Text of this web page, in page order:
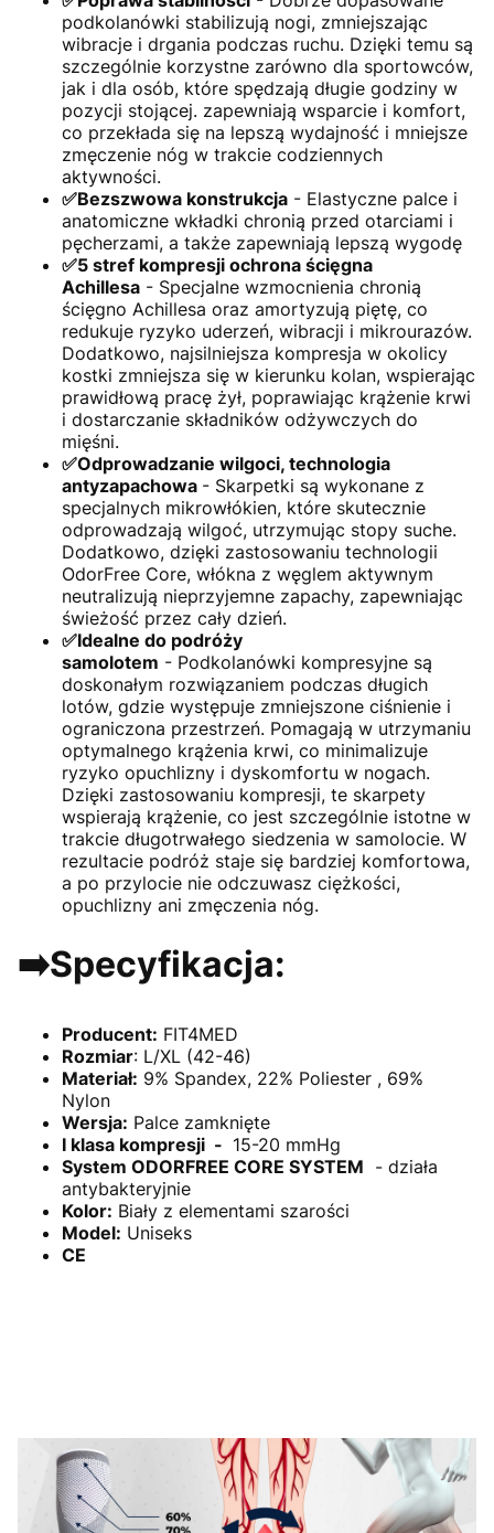
podkolanówki stabilizują nogi, zmniejszając
wibracje i drgania podczas ruchu. Dzięki temu są
szczególnie korzystne zarówno dla sportowców,
jak i dla osób, które spędzają długie godziny w
pozycji stojącej. zapewniają wsparcie i komfort,
co przekłada się na lepszą wydajność i mniejsze
zmęczenie nóg w trakcie codziennych
aktywności.
✅Bezszwowa konstrukcja - Elastyczne palce i
anatomiczne wkładki chronią przed otarciami i
pęcherzami, a także zapewniają lepszą wygodę
✅5 stref kompresji ochrona ścięgna
Achillesa - Specjalne wzmocnienia chronią
ścięgno Achillesa oraz amortyzują piętę, co
redukuje ryzyko uderzeń, wibracji i mikrourazów.
Dodatkowo, najsilniejsza kompresja w okolicy
kostki zmniejsza się w kierunku kolan, wspierając
prawidłową pracę żył, poprawiając krążenie krwi
i dostarczanie składników odżywczych do
mięśni.
✅Odprowadzanie wilgoci, technologia
antyzapachowa - Skarpetki są wykonane z
specjalnych mikrowłókien, które skutecznie
odprowadzają wilgoć, utrzymując stopy suche.
Dodatkowo, dzięki zastosowaniu technologii
OdorFree Core, włókna z węglem aktywnym
neutralizują nieprzyjemne zapachy, zapewniając
świeżość przez cały dzień.
✅Idealne do podróży
samolotem - Podkolanówki kompresyjne są
doskonałym rozwiązaniem podczas długich
lotów, gdzie występuje zmniejszone ciśnienie i
ograniczona przestrzeń. Pomagają w utrzymaniu
optymalnego krążenia krwi, co minimalizuje
ryzyko opuchlizny i dyskomfortu w nogach.
Dzięki zastosowaniu kompresji, te skarpety
wspierają krążenie, co jest szczególnie istotne w
trakcie długotrwałego siedzenia w samolocie. W
rezultacie podróż staje się bardziej komfortowa,
a po przylocie nie odczuwasz ciężkości,
opuchlizny ani zmęczenia nóg.
➡️Specyfikacja:
Producent: FIT4MED
Rozmiar: L/XL (42-46)
Materiał: 9% Spandex, 22% Poliester , 69%
Nylon
Wersja: Palce zamknięte
I klasa kompresji - 15-20 mmHg
System ODORFREE CORE SYSTEM - działa
antybakteryjnie
Kolor: Biały z elementami szarości
Model: Uniseks
CE